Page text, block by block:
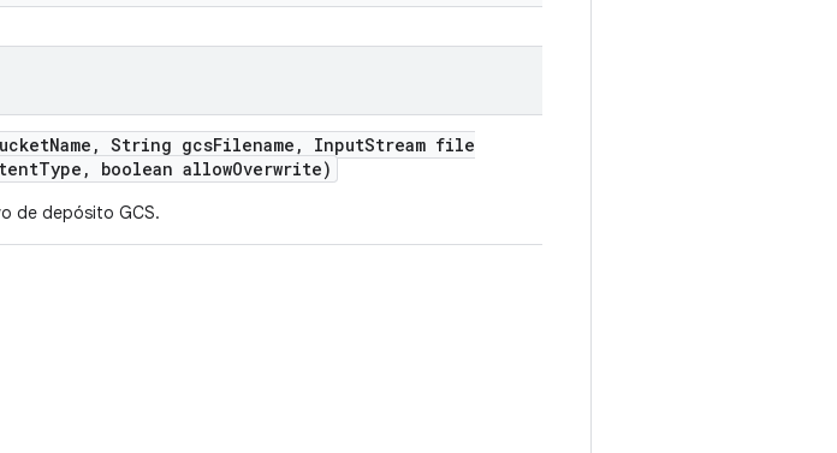
Name , String gcsFilename , InputStream file
Type , boolean allowOverwrite)
de depósito GCS.